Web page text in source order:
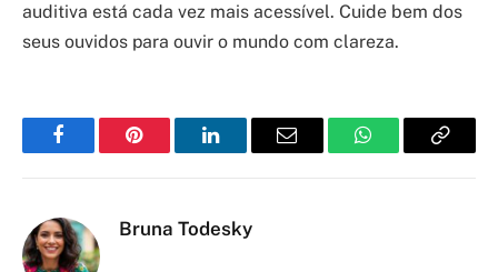
auditiva está cada vez mais acessível. Cuide bem dos
seus ouvidos para ouvir o mundo com clareza.
FacebookPinterest LinkedInEmail WhatsAppCopy
Bruna Todesky